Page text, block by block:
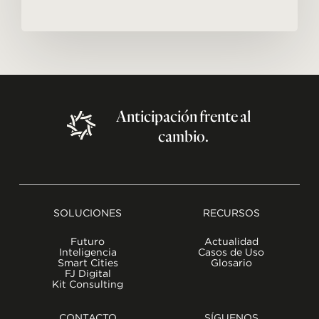
Anticipaciónfrenteal
cambio.
SOLUCIONES
Futuro
Inteligencia
Smart Cities
FJ Digital
Kit Consulting
RECURSOS
Actualidad
Casos de Uso
Glosario